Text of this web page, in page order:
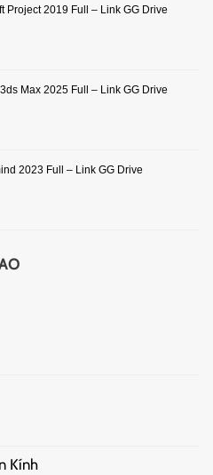
Project 2019 Full – Link GG Drive
Max 2025 Full – Link GG Drive
2023 Full – Link GG Drive
Kính